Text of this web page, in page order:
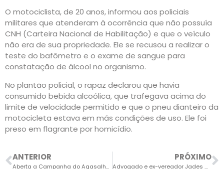
O motociclista, de 20 anos, informou aos policiais
militares que atenderam à ocorrência que não possuía
CNH (Carteira Nacional de Habilitação) e que o veículo
não era de sua propriedade. Ele se recusou a realizar o
teste do bafômetro e o exame de sangue para
constatação de álcool no organismo.
No plantão policial, o rapaz declarou que havia
consumido bebida alcoólica, que trafegava acima do
limite de velocidade permitido e que o pneu dianteiro da
motocicleta estava em más condições de uso. Ele foi
preso em flagrante por homicídio.
ANTERIOR
Aberta a Campanha do Agasalho 2025 em Salto
PRÓXIMO
Advogado e ex-vereador Jades ministra palestra na Guardinha sobre prevenção às drogas